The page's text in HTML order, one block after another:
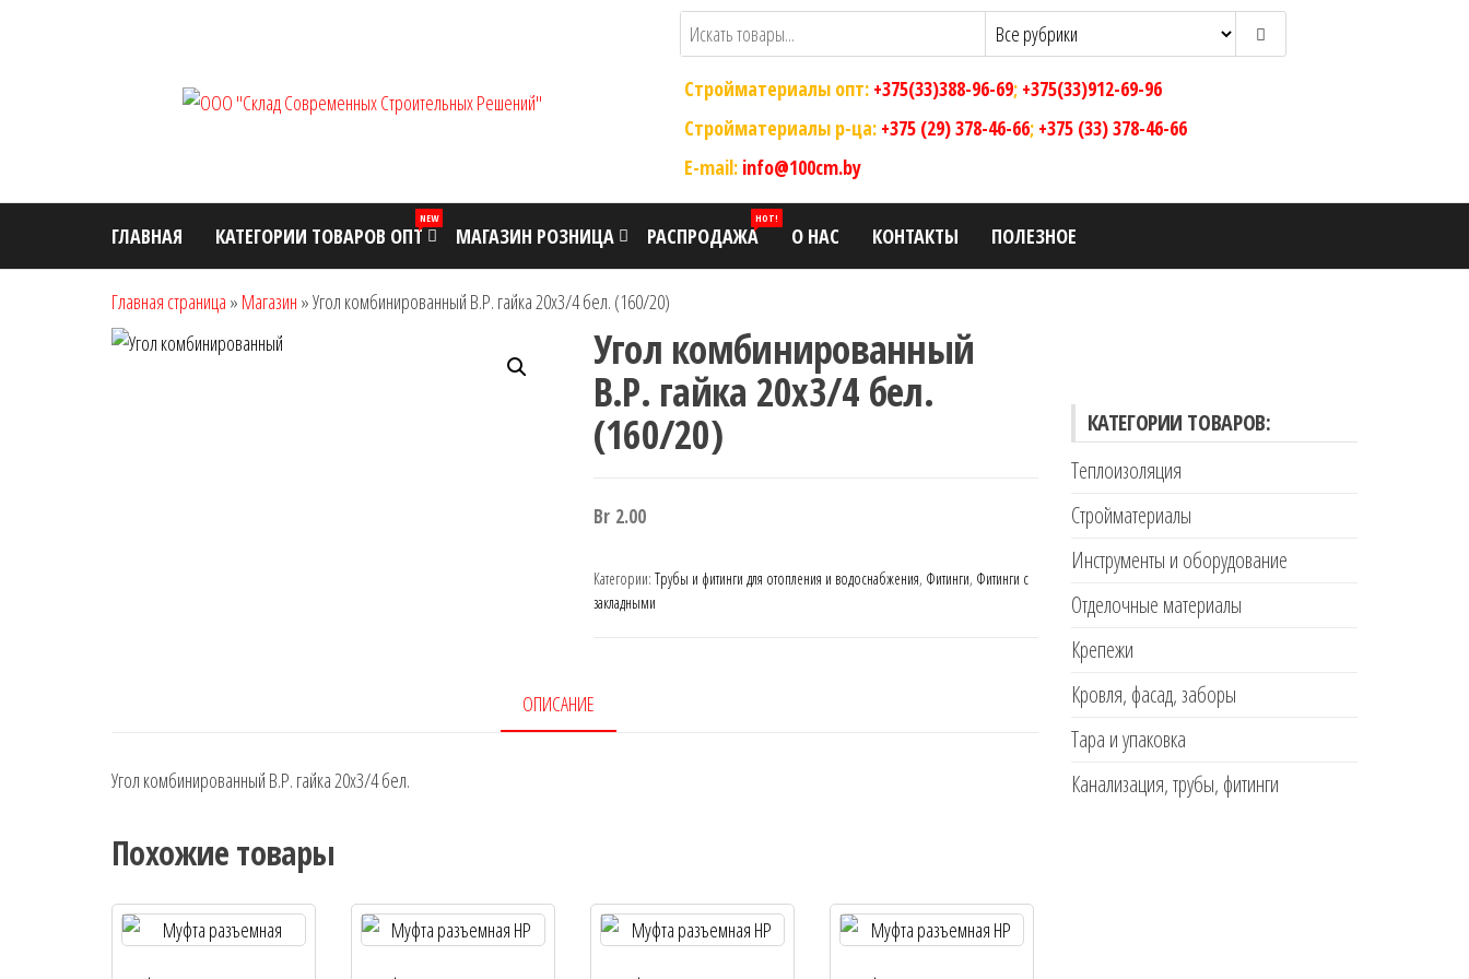
Современных
Строительных
Решений"
Стройматериалы опт: +375(33)388-96-69; +375(33)912-69-96
Стройматериалы р-ца: +375 (29) 378-46-66; +375 (33) 378-46-66
E-mail: info@100cm.by
ГЛАВНАЯ КАТЕГОРИИ ТОВАРОВ ОПТ
NEW
МАГАЗИН РОЗНИЦА РАСПРОДАЖА
HOT!
О НАС КОНТАКТЫ ПОЛЕЗНОЕ
Главная страница » Магазин »Угол комбинированный В.Р. гайка 20х3/4 бел. (160/20)
Угол комбинированный
В.Р. гайка 20х3/4 бел.
(160/20)
Br 2.00
Категории: Трубы и фитинги для отопления и водоснабжения, Фитинги, Фитинги с
закладными
ОПИСАНИЕ
Угол комбинированный В.Р. гайка 20х3/4 бел.
Похожие товары
КАТЕГОРИИ ТОВАРОВ:
Теплоизоляция
Стройматериалы
Инструменты и оборудование
Отделочные материалы
Крепежи
Кровля, фасад, заборы
Тара и упаковка
Канализация, трубы, фитинги